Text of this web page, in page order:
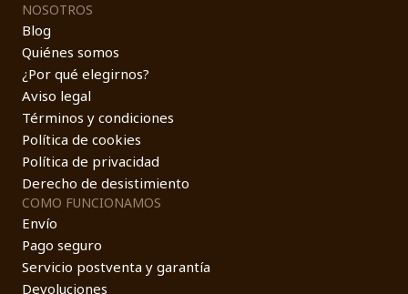
NOSOTROS
Blog
Quiénes somos
¿Por qué elegirnos?
Aviso legal
Términos y condiciones
Política de cookies
Política de privacidad
Derecho de desistimiento
COMO FUNCIONAMOS
Envío
Pago seguro
Servicio postventa y garantía
Devoluciones